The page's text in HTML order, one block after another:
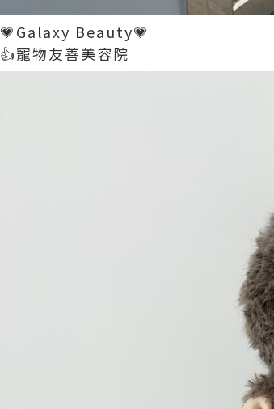
💗Galaxy Beauty💗
👍寵物友善美容院